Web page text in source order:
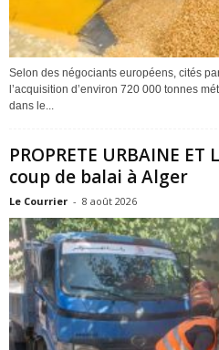
Selon des négociants européens, cités
l’acquisition d’environ 720 000 tonnes
dans le...
PROPRETE URBAINE ET
coup de balai à Alger
Le Courrier - 8 août 2026